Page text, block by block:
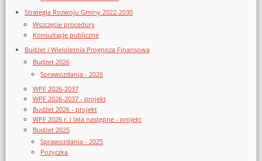
Strategia Rozwoju Gminy 2022-2030
Wszczęcie procedury
Konsultacje publiczne
Budżet i Wieloletnia Prognoza Finansowa
Budżet 2026
Sprawozdania - 2026
WPF 2026-2037
WPF 2026-2037 - projekt
Budżet 2026 - projekt
WPF 2026 r. i lata następne - projekt
Budżet 2025
Sprawozdania - 2025
Pożyczka